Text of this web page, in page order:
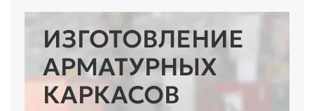
ИЗГОТОВЛЕНИЕ
АРМАТУРНЫХ
КАРКАСОВ